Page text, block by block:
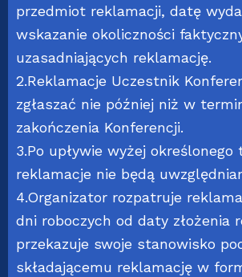
przedmiot reklamacji, datę
wskazanie okoliczności
uzasadniających reklamację.
2.Reklamacje Uczestnik
zgłaszać nie później niż w
zakończenia Konferencji.
3.Po upływie wyżej
reklamacje nie będą
4.Organizator rozpatruje
dni roboczych od daty złożenia
przekazuje swoje stanowisko
składającemu reklamację w